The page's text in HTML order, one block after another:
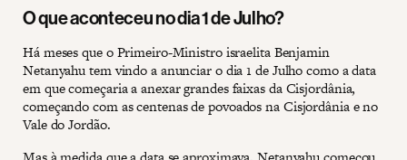
O que aconteceu no dia 1 de Julho?
Há meses que o Primeiro-Ministro israelita Benjamin
Netanyahu tem vindo a anunciar o dia 1 de Julho como a data
em que começaria a anexar grandes faixas da Cisjordânia,
começando com as centenas de povoados na Cisjordânia e no
Vale do Jordão.